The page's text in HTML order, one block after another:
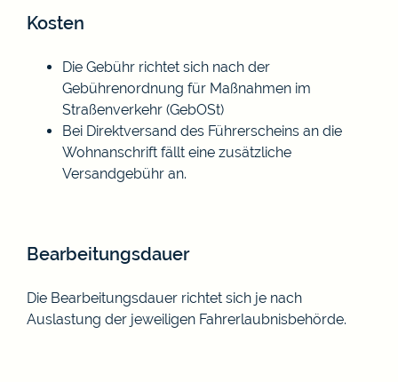
Kosten
Die Gebühr richtet sich nach der
Gebührenordnung für Maßnahmen im
Straßenverkehr (GebOSt)
Bei Direktversand des Führerscheins an die
Wohnanschrift fällt eine zusätzliche
Versandgebühr an.
Bearbeitungsdauer
Die Bearbeitungsdauer richtet sich je nach
Auslastung der jeweiligen Fahrerlaubnisbehörde.